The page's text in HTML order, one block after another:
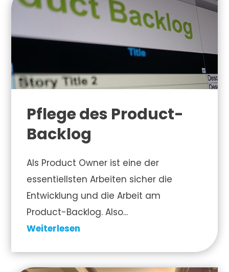
Pflege des Product-
Backlog
Als Product Owner ist eine der
essentiellsten Arbeiten sicher die
Entwicklung und die Arbeit am
Product-Backlog. Also...
Weiterlesen